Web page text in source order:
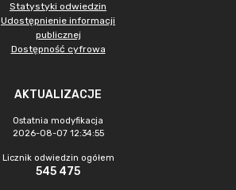
Statystyki odwiedzin
Udostępnienie informacji
publicznej
Dostępność cyfrowa
AKTUALIZACJE
Ostatnia modyfikacja
2026-08-07 12:34:55
Licznik odwiedzin ogółem
545 475